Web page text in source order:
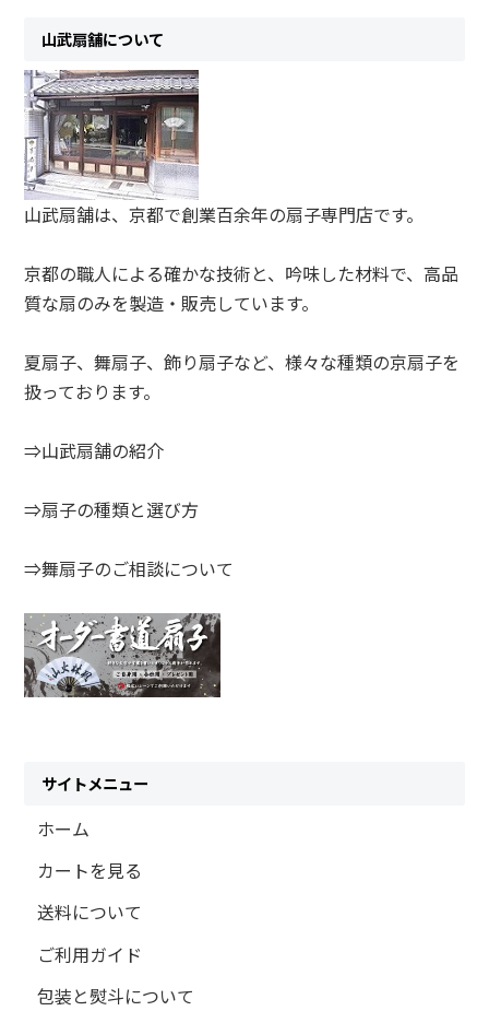
山武扇舗について
山武扇舗は、京都で創業百余年の扇子専門店です。
京都の職人による確かな技術と、吟味した材料で、高品
質な扇のみを製造・販売しています。
夏扇子、舞扇子、飾り扇子など、様々な種類の京扇子を
扱っております。
⇒山武扇舗の紹介
⇒扇子の種類と選び方
⇒舞扇子のご相談について
サイトメニュー
ホーム
カートを見る
送料について
ご利用ガイド
包装と熨斗について